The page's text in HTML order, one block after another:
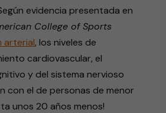
evidencia presentada en
College of Sports
arterial, los niveles de
cardiovascular, el
y del sistema nervioso
con el de personas de menor
unos 20 años menos!